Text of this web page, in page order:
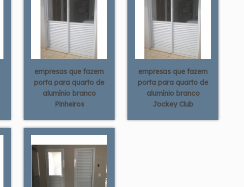
empresas que fazem
porta para quarto de
alumínio branco
Pinheiros
empresas que fazem
porta para quarto de
alumínio branco
Jockey Club